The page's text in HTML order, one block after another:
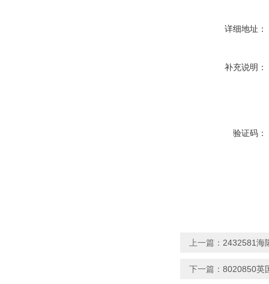
详细地址：
补充说明：
验证码：
上一篇： 2432581海
下一篇： 8020850英